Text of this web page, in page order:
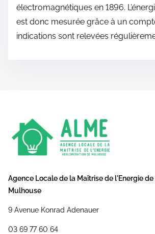
électromagnétiques en 1896.
est donc mesurée grâce à un
indications sont relevées
Agence Locale de la Maîtrise de l'Energie
Mulhouse
9 Avenue Konrad Adenauer
03 69 77 60 64